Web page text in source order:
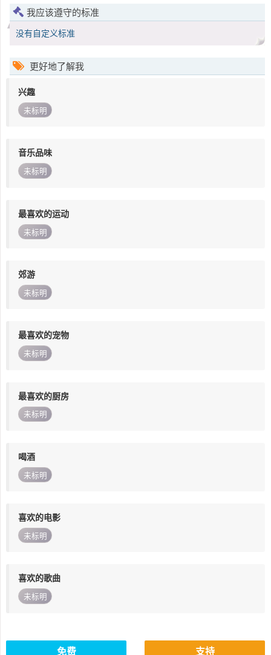
我应该遵守的标准
没有自定义标准
更好地了解我
兴趣
未标明
音乐品味
未标明
最喜欢的运动
未标明
郊游
未标明
最喜欢的宠物
未标明
最喜欢的厨房
未标明
喝酒
未标明
喜欢的电影
未标明
喜欢的歌曲
未标明
免费 支持